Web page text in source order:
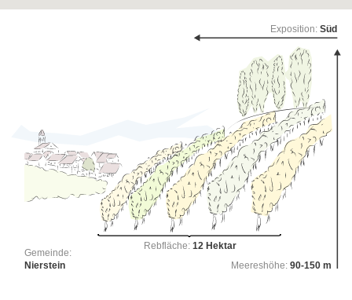
Rebfläche:12 Hektar
Gemeinde:
Nierstein
Meereshöhe: 90-150 m
Exposition: Süd